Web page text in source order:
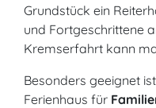
Grundstück ein
und Fortgeschrittene
Kremserfahrt kann
Besonders geeignet
Ferienhaus für